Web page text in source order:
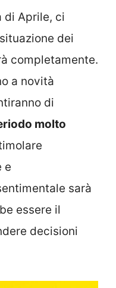
di Aprile, ci
dei
completamente.
a novità
di
molto
e
sarà
essere il
decisioni